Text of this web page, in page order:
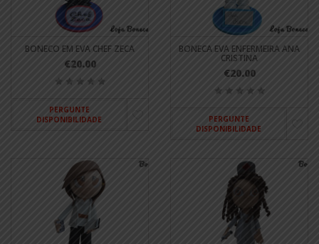
BONECO EM EVA CHEF ZECA
€20.00
PERGUNTE
DISPONIBILIDADE
BONECA EVA ENFERMEIRA ANA
CRISTINA
€20.00
PERGUNTE
DISPONIBILIDADE